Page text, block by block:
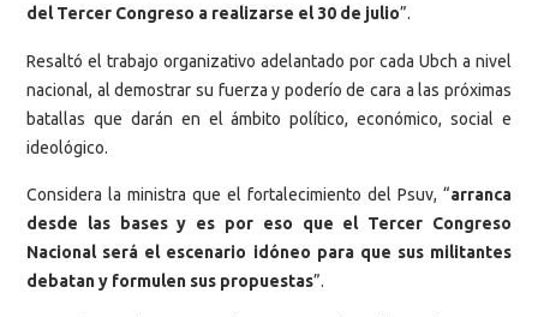
del Tercer Congreso a realizarse el 30 de julio”.
Resaltó el trabajo organizativo adelantado por cada Ubch a nivel
nacional, al demostrar su fuerza y poderío de cara a las próximas
batallas que darán en el ámbito político, económico, social e
ideológico.
Considera la ministra que el fortalecimiento del Psuv, “arranca
desde las bases y es por eso que el Tercer Congreso
Nacional será el escenario idóneo para que sus militantes
debatan y formulen sus propuestas”.